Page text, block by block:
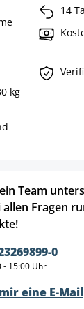
kg
14
Team
Fragen
0
- 15:00 Uhr
eine E-Mail